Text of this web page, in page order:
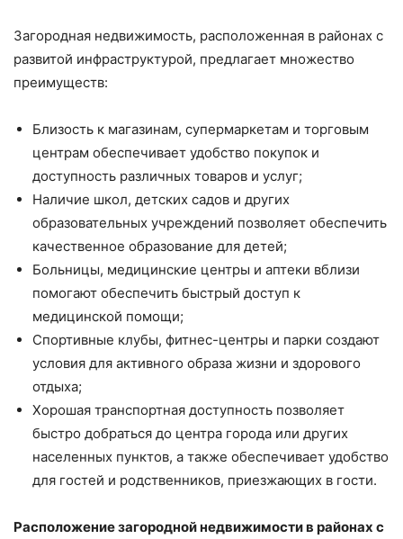
Загородная недвижимость, расположенная в районах с
развитой инфраструктурой, предлагает множество
преимуществ:
Близость к магазинам, супермаркетам и торговым
центрам обеспечивает удобство покупок и
доступность различных товаров и услуг;
Наличие школ, детских садов и других
образовательных учреждений позволяет обеспечить
качественное образование для детей;
Больницы, медицинские центры и аптеки вблизи
помогают обеспечить быстрый доступ к
медицинской помощи;
Спортивные клубы, фитнес-центры и парки создают
условия для активного образа жизни и здорового
отдыха;
Хорошая транспортная доступность позволяет
быстро добраться до центра города или других
населенных пунктов, а также обеспечивает удобство
для гостей и родственников, приезжающих в гости.
Расположение загородной недвижимости в районах с